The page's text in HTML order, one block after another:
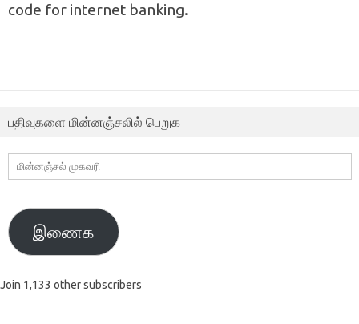
code for internet banking.
பதிவுகளை மின்னஞ்சலில் பெறுக
மின்னஞ்சல்
முகவரி
இணைக
Join 1,133 other subscribers